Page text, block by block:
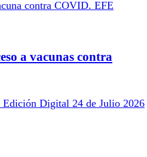
a vacunas contra